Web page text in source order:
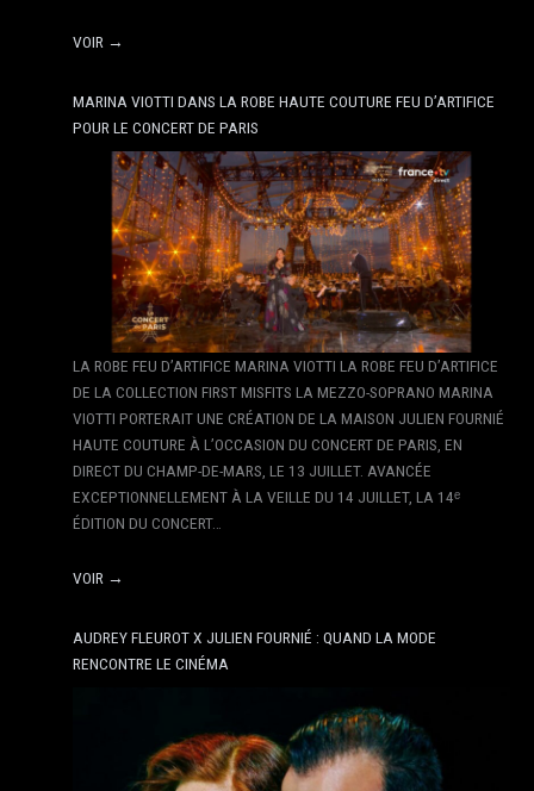
VOIR →
MARINA VIOTTI DANS LA ROBE HAUTE COUTURE FEU D’ARTIFICE
POUR LE CONCERT DE PARIS
LA ROBE FEU D’ARTIFICE MARINA VIOTTI LA ROBE FEU D’ARTIFICE
DE LA COLLECTION FIRST MISFITS LA MEZZO-SOPRANO MARINA
VIOTTI PORTERAIT UNE CRÉATION DE LA MAISON JULIEN FOURNIÉ
HAUTE COUTURE À L’OCCASION DU CONCERT DE PARIS, EN
DIRECT DU CHAMP-DE-MARS, LE 13 JUILLET. AVANCÉE
EXCEPTIONNELLEMENT À LA VEILLE DU 14 JUILLET, LA 14ᵉ
ÉDITION DU CONCERT…
VOIR →
AUDREY FLEUROT X JULIEN FOURNIÉ : QUAND LA MODE
RENCONTRE LE CINÉMA